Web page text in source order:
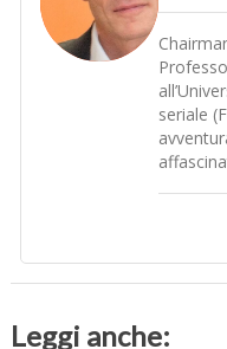
seriale
Leggi anche: